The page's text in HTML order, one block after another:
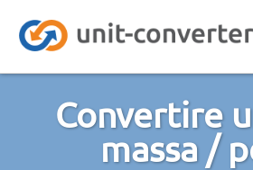
Convertire
massa /